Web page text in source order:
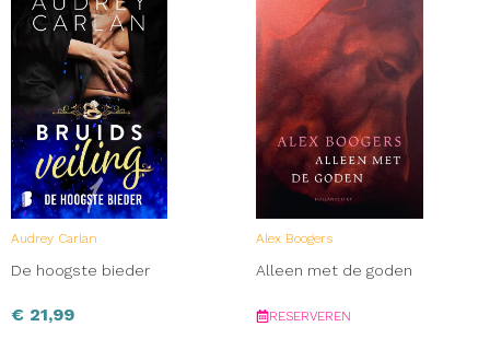
Audrey Carlan
De hoogste bieder
€ 21,99
Alex Boogers
Alleen met de goden
RESERVEREN